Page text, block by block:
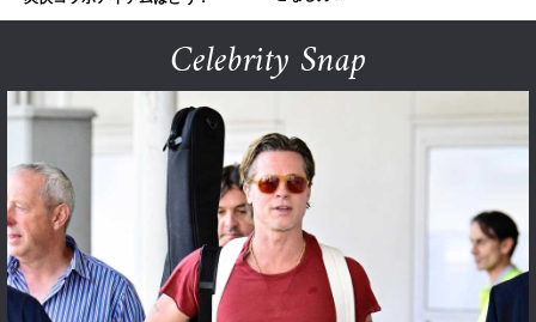
Celebrity Snap